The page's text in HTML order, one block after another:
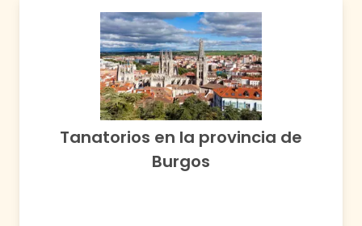
Tanatorios en la provincia de
Burgos